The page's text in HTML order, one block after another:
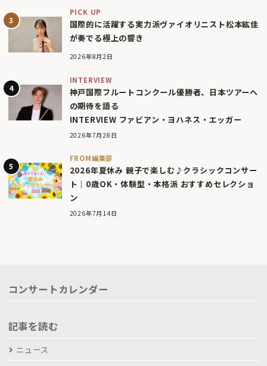
PICK UP
国際的に活躍する実力派ヴァイオリニスト松本紘佳
が奏でる極上の響き
2026年8月2日
INTERVIEW
神戸国際フルートコンクール優勝者、日本ツアーへ
の期待を語る
INTERVIEW ファビアン・ヨハネス・エッガー
2026年7月28日
FROM編集部
2026年夏休み 親子で楽しむ♪クラシックコンサー
ト｜0歳OK・体験型・本格派 おすすめセレクショ
ン
2026年7月14日
コンサートカレンダー
記事を読む
ニュース